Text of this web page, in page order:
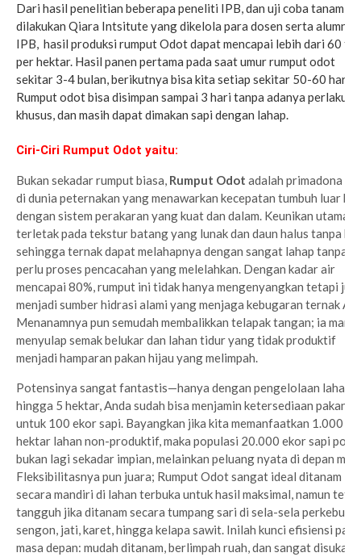
Dari hasil penelitian beberapa peneliti IPB, dan uji coba tanam
dilakukan Qiara Intsitute yang dikelola para dosen serta alumni
IPB, hasil produksi rumput Odot dapat mencapai lebih dari 60
per hektar. Hasil panen pertama pada saat umur rumput odot
sekitar 3-4 bulan, berikutnya bisa kita setiap sekitar 50-60 hari.
Rumput odot bisa disimpan sampai 3 hari tanpa adanya perlakuan
khusus, dan masih dapat dimakan sapi dengan lahap.
Ciri-Ciri Rumput Odot yaitu:
Bukan sekadar rumput biasa, Rumput Odot adalah primadona
di dunia peternakan yang menawarkan kecepatan tumbuh luar
dengan sistem perakaran yang kuat dan dalam. Keunikan
terletak pada tekstur batang yang lunak dan daun halus tanpa
sehingga ternak dapat melahapnya dengan sangat lahap tanpa
perlu proses pencacahan yang melelahkan. Dengan kadar air
mencapai 80%, rumput ini tidak hanya mengenyangkan tetapi
menjadi sumber hidrasi alami yang menjaga kebugaran ternak
Menanamnya pun semudah membalikkan telapak tangan; ia
menyulap semak belukar dan lahan tidur yang tidak produktif
menjadi hamparan pakan hijau yang melimpah.
Potensinya sangat fantastis—hanya dengan pengelolaan lahan 4
hingga 5 hektar, Anda sudah bisa menjamin ketersediaan pakan
untuk 100 ekor sapi. Bayangkan jika kita memanfaatkan 1.000
hektar lahan non-produktif, maka populasi 20.000 ekor sapi
bukan lagi sekadar impian, melainkan peluang nyata di depan
Fleksibilitasnya pun juara; Rumput Odot sangat ideal ditanam
secara mandiri di lahan terbuka untuk hasil maksimal, namun tetap
tangguh jika ditanam secara tumpang sari di sela-sela
sengon, jati, karet, hingga kelapa sawit. Inilah kunci efisiensi
masa depan: mudah ditanam, berlimpah ruah, dan sangat disukai